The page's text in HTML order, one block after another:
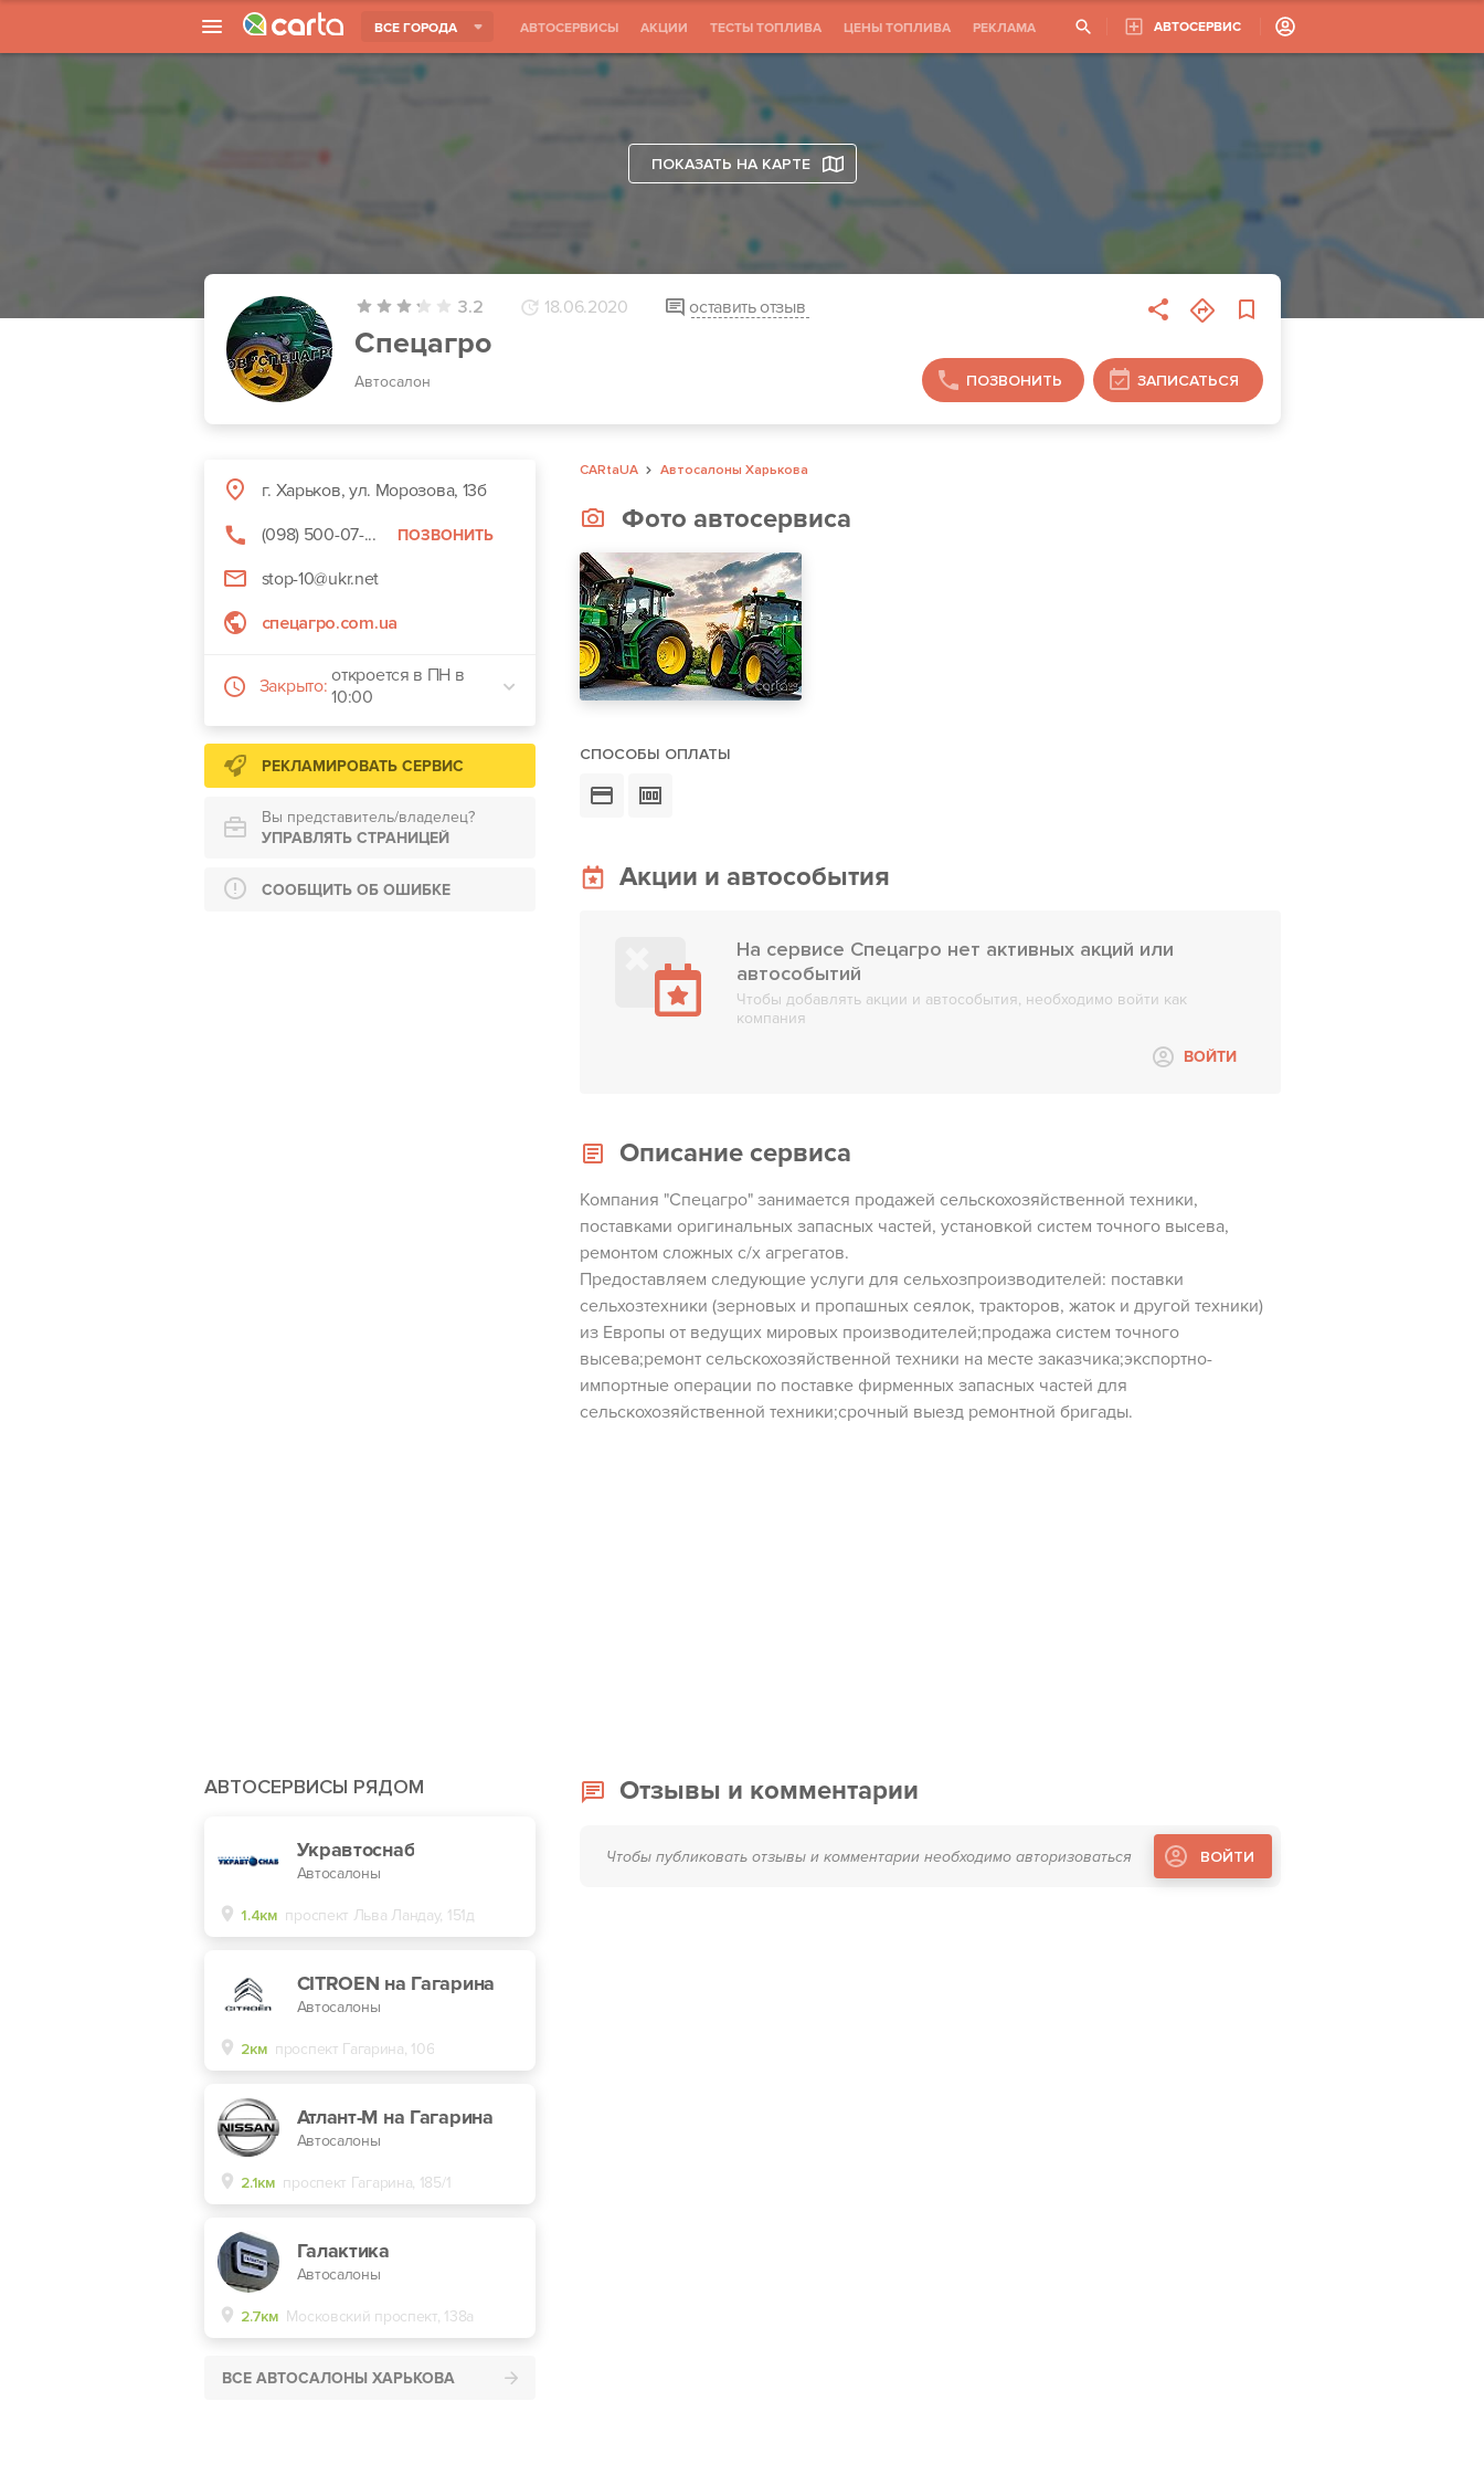
ВСЕ ГОРОДА АВТОСЕРВИСЫ АКЦИИ ТЕСТЫ ТОПЛИВА ЦЕНЫ ТОПЛИВА РЕКЛАМА АВТОСЕРВИС
ПОКАЗАТЬ НА КАРТЕ
3.2 18.06.2020 оставить отзыв
Спецагро
Автосалон ПОЗВОНИТЬ ЗАПИСАТЬСЯ
г. Харьков, ул. Морозова, 13б
(098) 500-07-...
ПОЗВОНИТЬ
stop-10@ukr.net
спецагро.com.ua
Закрыто: откроется в ПН в
10:00
РЕКЛАМИРОВАТЬ СЕРВИС
Вы представитель/владелец?
УПРАВЛЯТЬ СТРАНИЦЕЙ
СООБЩИТЬ ОБ ОШИБКЕ
CARtaUA Автосалоны Харькова
Фото автосервиса
СПОСОБЫ ОПЛАТЫ
Акции и автособытия
На сервисе Спецагро нет активных акций или
автособытий
Чтобы добавлять акции и автособытия, необходимо войти как
компания
ВОЙТИ
Описание сервиса
Компания "Спецагро" занимается продажей сельскохозяйственной техники,
поставками оригинальных запасных частей, установкой систем точного высева,
ремонтом сложных с/х агрегатов.
Предоставляем следующие услуги для сельхозпроизводителей: поставки
сельхозтехники (зерновых и пропашных сеялок, тракторов, жаток и другой техники)
из Европы от ведущих мировых производителей;продажа систем точного
высева;ремонт сельскохозяйственной техники на месте заказчика;экспортно-
импортные операции по поставке фирменных запасных частей для
сельскохозяйственной техники;срочный выезд ремонтной бригады.
АВТОСЕРВИСЫ РЯДОМ
Укравтоснаб
Автосалоны
1.4км проспект Льва Ландау, 151д
CITROEN на Гагарина
Автосалоны
2км проспект Гагарина, 106
Атлант-М на Гагарина
Автосалоны
2.1км проспект Гагарина, 185/1
Галактика
Автосалоны
2.7км Московский проспект, 138а
ВСЕ АВТОСАЛОНЫ ХАРЬКОВА
Отзывы и комментарии
Чтобы публиковать отзывы и комментарии необходимо авторизоваться ВОЙТИ